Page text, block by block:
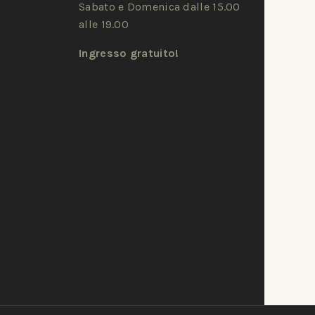
Sabato e Domenica dalle 15.00
alle 19.00
Ingresso gratuito!